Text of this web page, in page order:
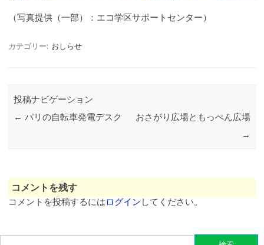
（写真提供（一部）：エコ学区サポートセンター）
カテゴリー: おしらせ
投稿ナビゲーション
← パリの自転車発電デスク
おさがり広場ともっぺん広場
→
コメントを残す
コメントを投稿するにはログイン してください。